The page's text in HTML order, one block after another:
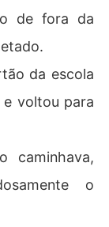
de fora da
da escola
e voltou para
caminhava,
o